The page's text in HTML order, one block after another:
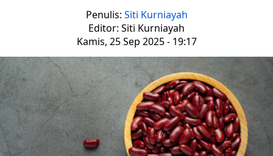
Penulis: Siti Kurniayah
Editor: Siti Kurniayah
Kamis, 25 Sep 2025 - 19:17